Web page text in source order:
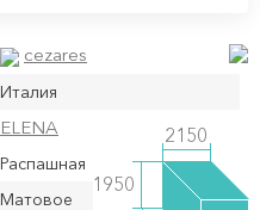
cezares
Италия
ELENA
Распашная
Матовое
1950
2150